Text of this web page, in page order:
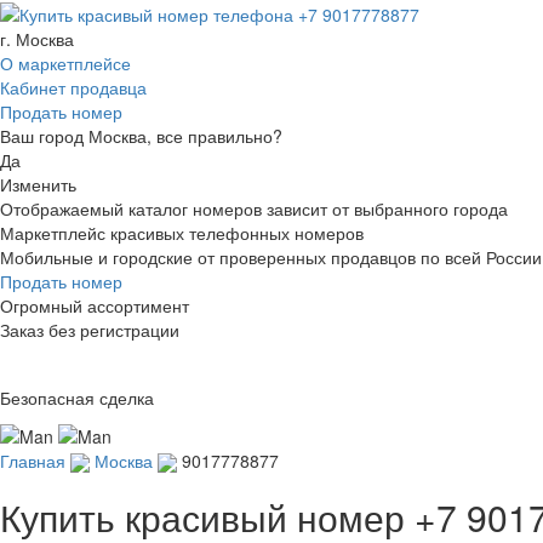
г. Москва
О маркетплейсе
Кабинет продавца
Продать номер
Ваш город Москва, все правильно?
Да
Изменить
Отображаемый каталог номеров зависит от выбранного города
Маркетплейс красивых телефонных номеров
Мобильные и городские от проверенных продавцов по всей России
Продать номер
Огромный ассортимент
Заказ без регистрации
Безопасная сделка
Главная Москва 9017778877
Купить красивый номер +7